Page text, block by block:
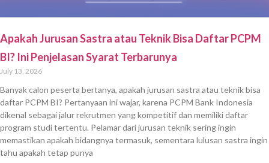
Apakah Jurusan Sastra atau Teknik Bisa Daftar PCPM
BI? Ini Penjelasan Syarat Terbarunya
July 13, 2026
Banyak calon peserta bertanya, apakah jurusan sastra atau teknik bisa
daftar PCPM BI? Pertanyaan ini wajar, karena PCPM Bank Indonesia
dikenal sebagai jalur rekrutmen yang kompetitif dan memiliki daftar
program studi tertentu. Pelamar dari jurusan teknik sering ingin
memastikan apakah bidangnya termasuk, sementara lulusan sastra ingin
tahu apakah tetap punya